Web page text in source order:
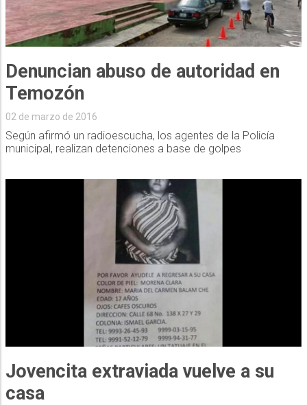
Denuncian abuso de autoridad en
Temozón
02 de marzo de 2016
Según afirmó un radioescucha, los agentes de la Policía
municipal, realizan detenciones a base de golpes
Jovencita extraviada vuelve a su
casa